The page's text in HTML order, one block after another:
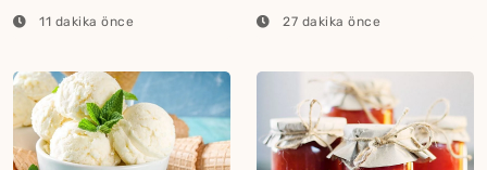
11 dakika önce
Lezzetini Artıran
27 dakika önce